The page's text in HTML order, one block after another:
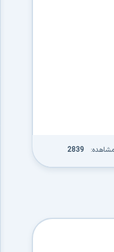
2839